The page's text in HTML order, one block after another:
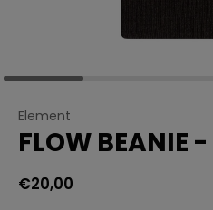
Element
FLOW BEANIE
€20,00